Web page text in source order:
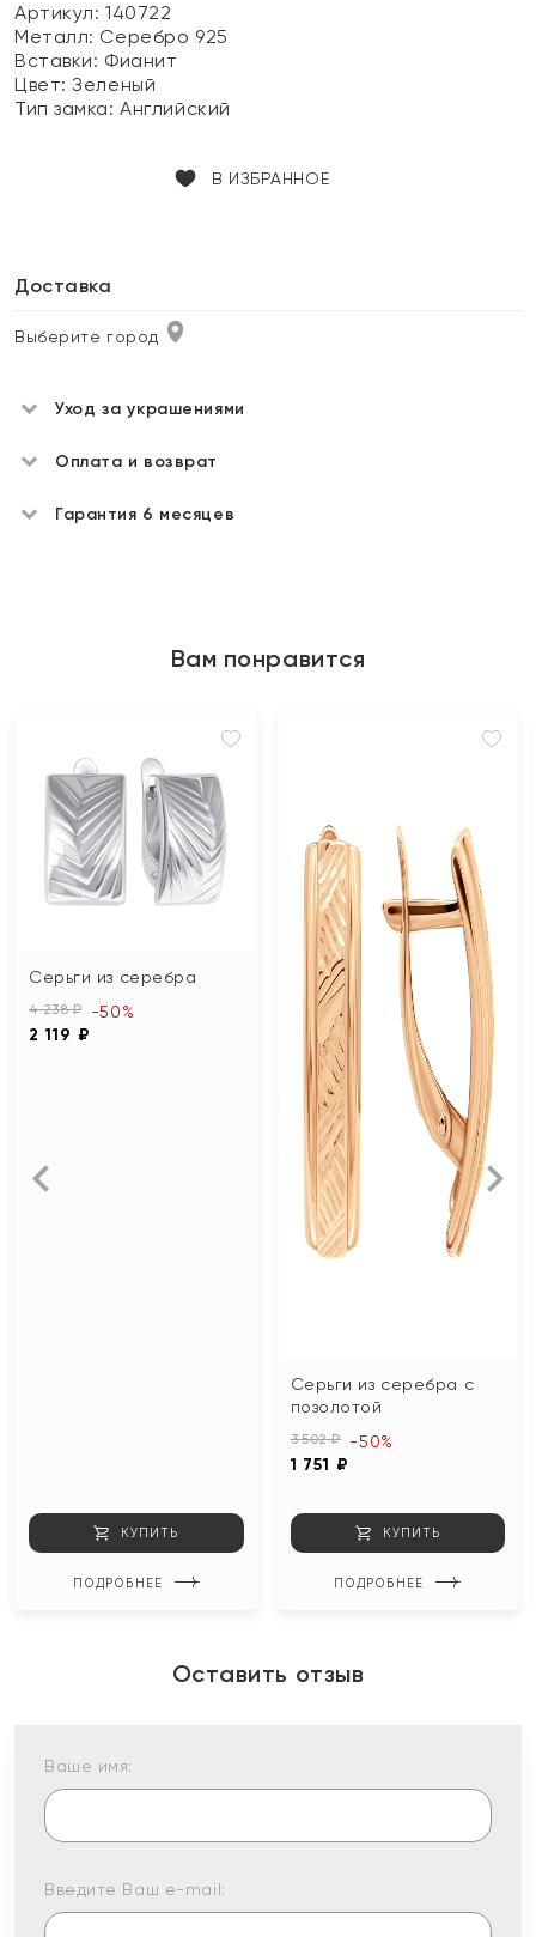
Артикул: 140722
Металл: Серебро 925
Вставки: Фианит
Цвет:Зеленый
Тип замка:Английский
В ИЗБРАННОЕ
Доставка
Выберите город
Уход за украшениями
Оплата и возврат
Гарантия 6 месяцев
Вам понравится
Серьги из серебра
4 238 ₽
2 119 ₽
-50%
КУПИТЬ
ПОДРОБНЕЕ
Серьги из серебра с
позолотой
3 502 ₽
1 751 ₽
-50%
КУПИТЬ
ПОДРОБНЕЕ
Оставить отзыв
Ваше имя:
Введите Ваш e-mail: